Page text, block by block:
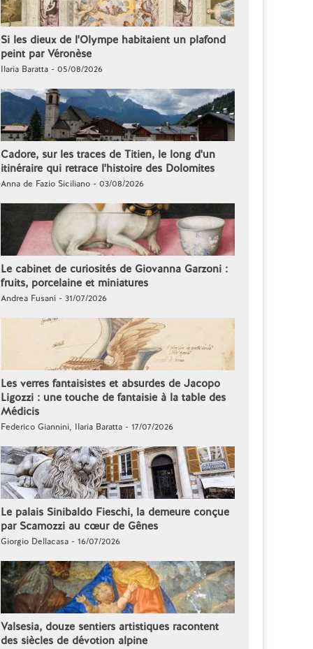
Si les dieux de l'Olympe habitaient un plafond
peint par Véronèse
Ilaria Baratta - 05/08/2026
Cadore, sur les traces de Titien, le long d'un
itinéraire qui retrace l'histoire des Dolomites
Anna de Fazio Siciliano - 03/08/2026
Le cabinet de curiosités de Giovanna Garzoni :
fruits, porcelaine et miniatures
Andrea Fusani - 31/07/2026
Les verres fantaisistes et absurdes de Jacopo
Ligozzi : une touche de fantaisie à la table des
Médicis
Federico Giannini, Ilaria Baratta - 17/07/2026
Le palais Sinibaldo Fieschi, la demeure conçue
par Scamozzi au cœur de Gênes
Giorgio Dellacasa - 16/07/2026
Valsesia, douze sentiers artistiques racontent
des siècles de dévotion alpine